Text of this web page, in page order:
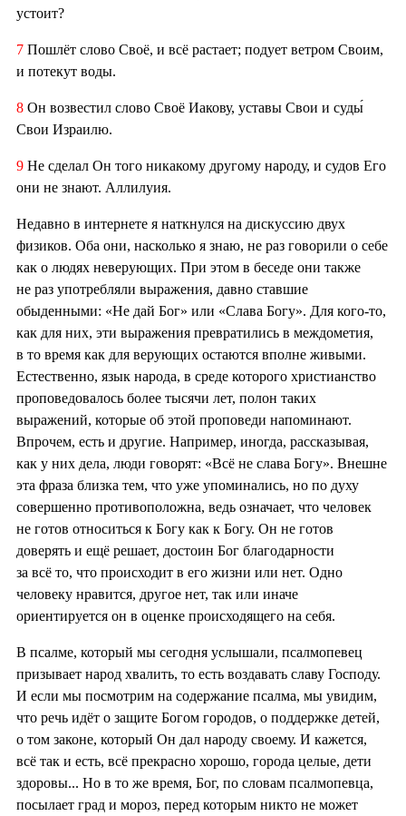
устоит?
7 Пошлёт слово Своё, и всё растает; подует ветром Своим,
и потекут воды.
8 Он возвестил слово Своё Иакову, уставы Свои и суды́
Свои Израилю.
9 Не сделал Он того никакому другому народу, и судов Его
они не знают. Аллилуия.
Недавно в интернете я наткнулся на дискуссию двух
физиков. Оба они, насколько я знаю, не раз говорили о себе
как о людях неверующих. При этом в беседе они также
не раз употребляли выражения, давно ставшие
обыденными: «Не дай Бог» или «Слава Богу». Для кого-то,
как для них, эти выражения превратились в междометия,
в то время как для верующих остаются вполне живыми.
Естественно, язык народа, в среде которого христианство
проповедовалось более тысячи лет, полон таких
выражений, которые об этой проповеди напоминают.
Впрочем, есть и другие. Например, иногда, рассказывая,
как у них дела, люди говорят: «Всё не слава Богу». Внешне
эта фраза близка тем, что уже упоминались, но по духу
совершенно противоположна, ведь означает, что человек
не готов относиться к Богу как к Богу. Он не готов
доверять и ещё решает, достоин Бог благодарности
за всё то, что происходит в его жизни или нет. Одно
человеку нравится, другое нет, так или иначе
ориентируется он в оценке происходящего на себя.
В псалме, который мы сегодня услышали, псалмопевец
призывает народ хвалить, то есть воздавать славу Господу.
И если мы посмотрим на содержание псалма, мы увидим,
что речь идёт о защите Богом городов, о поддержке детей,
о том законе, который Он дал народу своему. И кажется,
всё так и есть, всё прекрасно хорошо, города целые, дети
здоровы... Но в то же время, Бог, по словам псалмопевца,
посылает град и мороз, перед которым никто не может